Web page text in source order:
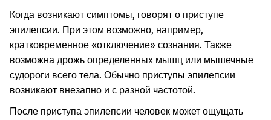
Когда возникают симптомы, говорят о приступе
эпилепсии. При этом возможно, например,
кратковременное «отключение» сознания. Также
возможна дрожь определенных мышц или мышечные
судороги всего тела. Обычно приступы эпилепсии
возникают внезапно и с разной частотой.
После приступа эпилепсии человек может ощущать